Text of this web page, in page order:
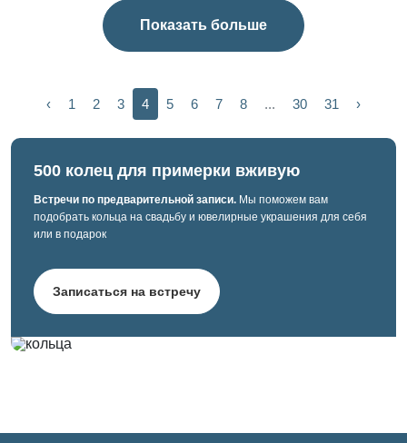
Показать больше
‹ 1 2 3 4 5 6 7 8 ... 30 31 ›
500 колец для примерки вживую
Встречи по предварительной записи. Мы поможем вам
подобрать кольца на свадьбу и ювелирные украшения для себя
или в подарок
Записаться на встречу